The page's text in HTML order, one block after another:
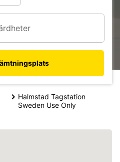
Halmstad Tagstation
Sweden Use Only